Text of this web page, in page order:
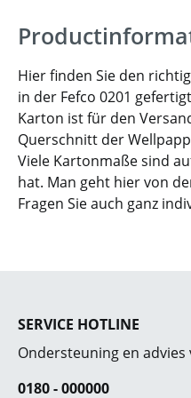
Hier finden Sie den
in der Fefco 0201
Karton ist für den
Querschnitt der
Viele Kartonmaße sind
hat. Man geht hier von
Fragen Sie auch ganz
SERVICE HOTLINE
Ondersteuning en advies
0180 - 000000